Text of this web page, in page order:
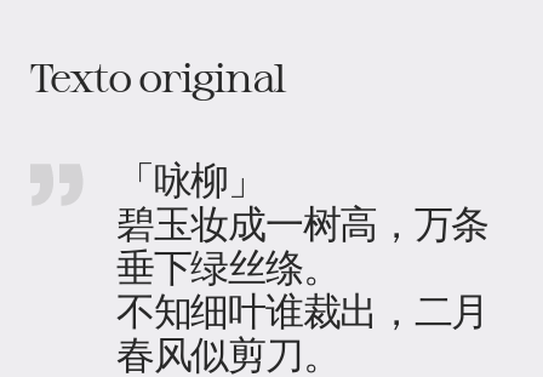
Texto original
「咏柳」
碧玉妆成一树高，万条
垂下绿丝绦。
不知细叶谁裁出，二月
春风似剪刀。